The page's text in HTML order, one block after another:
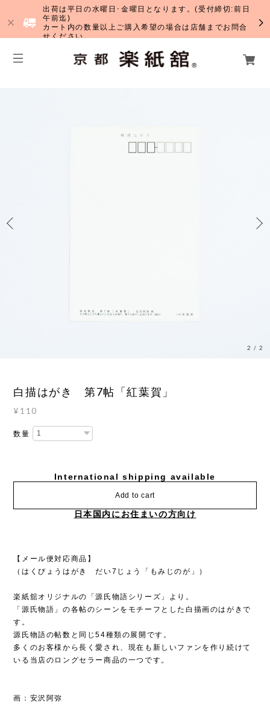
出荷は平日の水曜日･金曜日となります。(受付締切:前日
午前迄)
カート内の数量以上ご購入希望の場合は店舗までお問合
せください。
2 /2
白描はがき 第7帖「紅葉賀」
¥110
数量
International shipping available
Add to cart
日本国内にお住まいの方向け
【メール便対応商品】
（はくびょうはがき だい7じょう「もみじのが」）
楽紙舘オリジナルの「源氏物語シリーズ」より。
「源氏物語」の各帖のシーンをモチーフとした白描画のはがきで
す。
源氏物語の帖数と同じ54種類の展開です。
多くのお客様から長く愛され、現在も新しいファンを作り続けて
いる当店のロングセラー商品の一つです。
画：安沢阿弥